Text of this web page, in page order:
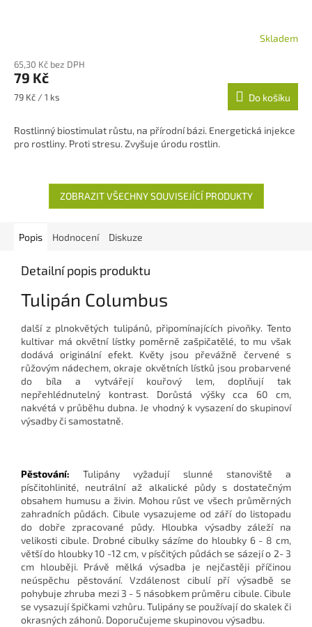
Skladem
65,30 Kč bez DPH
79 Kč
Měrná
79 Kč / 1 ks Do košíku
Rostlinný biostimulat růstu, na přírodní bázi. Energetická injekce
pro rostliny. Proti stresu. Zvyšuje úrodu rostlin.
ZOBRAZIT VŠECHNY SOUVISEJÍCÍ PRODUKTY
Popis Hodnocení Diskuze
Detailní popis produktu
Tulipán Columbus
další z plnokvětých tulipánů, připomínajících pivoňky. Tento
kultivar má okvětní lístky poměrně zašpičatělé, to mu však
dodává originální efekt. Květy jsou převážně červené s
růžovým nádechem, okraje okvětních lístků jsou probarvené
do bíla a vytvářejí kouřový lem, doplňují tak
nepřehlédnutelný kontrast. Dorůstá výšky cca 60 cm,
nakvétá v průběhu dubna. Je vhodný k vysazení do skupinoví
výsadby či samostatně.
Pěstování: Tulipány vyžadují slunné stanoviště a
písčitohlinité, neutrální až alkalické půdy s dostatečným
obsahem humusu a živin. Mohou růst ve všech průměrných
zahradních půdách. Cibule vysazujeme od září do listopadu
do dobře zpracované půdy. Hloubka výsadby záleží na
velikosti cibule. Drobné cibulky sázíme do hloubky 6 - 8 cm,
větší do hloubky 10 -12 cm, v písčitých půdách se sázejí o 2- 3
cm hlouběji. Právě mělká výsadba je nejčastěji příčinou
neúspěchu pěstování. Vzdálenost cibulí pří výsadbě se
pohybuje zhruba mezi 3 - 5 násobkem průměru cibule. Cibule
se vysazují špičkami vzhůru. Tulipány se používají do skalek či
okrasných záhonů. Doporučujeme skupinovou výsadbu.